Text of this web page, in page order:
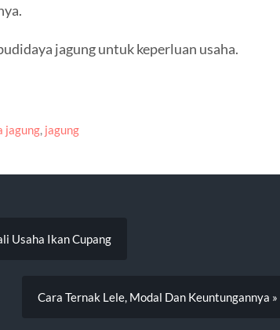
jagung untuk keperluan usaha.
jagung, jagung
Usaha Ikan Cupang
Cara Ternak Lele, Modal Dan Keuntungannya »